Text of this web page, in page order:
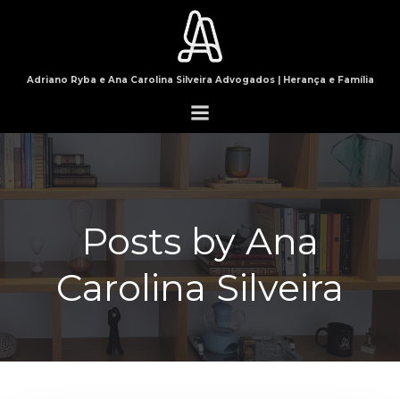
Pular
para
o
conteúdo
Adriano Ryba e Ana Carolina Silveira Advogados | Herança e Família
Posts byAna
Carolina Silveira